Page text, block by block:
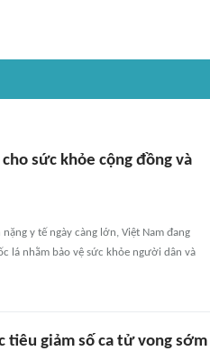
sức khỏe cộng đồng và
y tế ngày càng lớn, Việt Nam đang
lá nhằm bảo vệ sức khỏe người dân và
tiêu giảm số ca tử vong sớm